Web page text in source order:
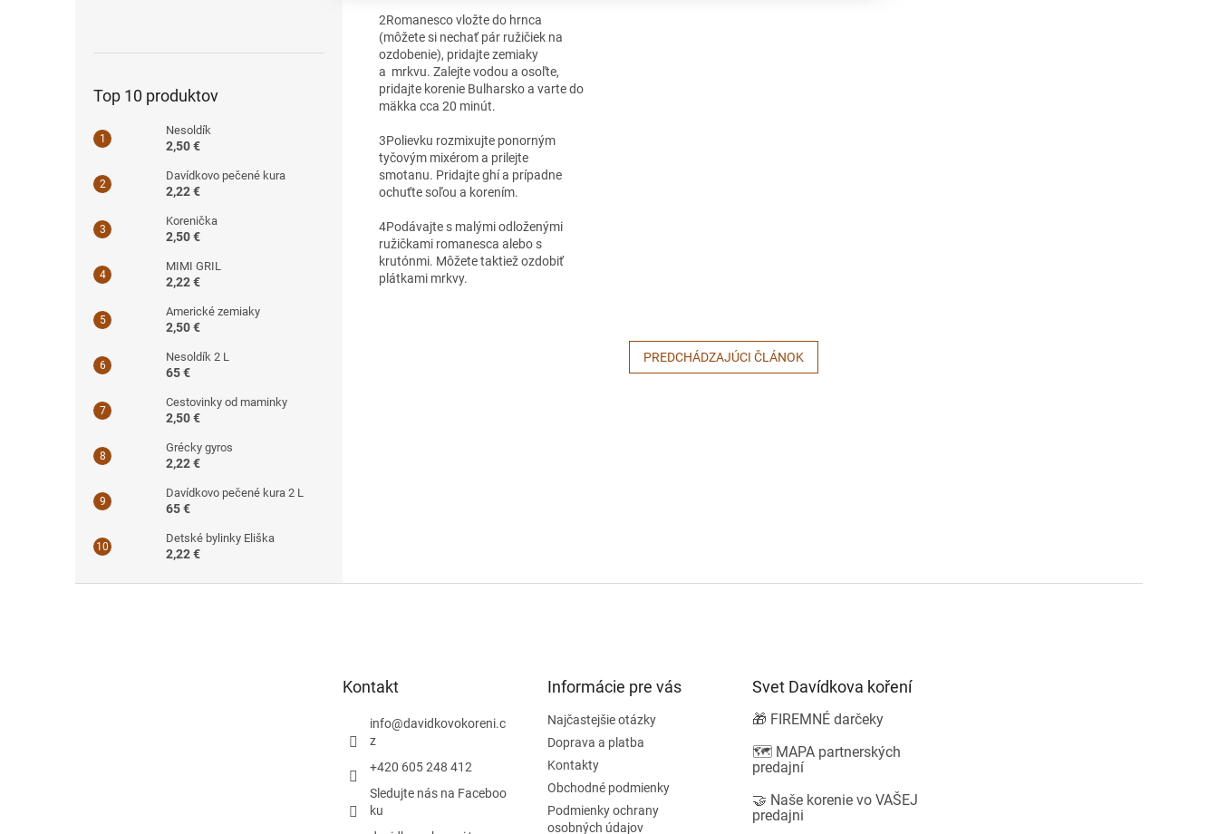
Top 10 produktov
Nesoldík
2,50 €
Davídkovo pečené kura
2,22 €
Korenička
2,50 €
MIMI GRIL
2,22 €
Americké zemiaky
2,50 €
Nesoldík 2 L
65 €
Cestovinky od maminky
2,50 €
Grécky gyros
2,22 €
Davídkovo pečené kura 2 L
65 €
Detské bylinky Eliška
2,22 €
2Romanesco vložte do hrnca
(môžete si nechať pár ružičiek na
ozdobenie), pridajte zemiaky
a mrkvu. Zalejte vodou a osoľte,
pridajte korenie Bulharsko a varte do
mäkka cca 20 minút.
3Polievku rozmixujte ponorným
tyčovým mixérom a prilejte
smotanu. Pridajte ghí a prípadne
ochuťte soľou a korením.
4Podávajte s malými odloženými
ružičkami romanesca alebo s
krutónmi. Môžete taktiež ozdobiť
plátkami mrkvy.
PREDCHÁDZAJÚCI ČLÁNOK
Kontakt
info@davidkovokoreni.c
z
+420 605 248 412
Sledujte nás na Faceboo
ku
Informácie pre vás
Najčastejšie otázky
Doprava a platba
Kontakty
Obchodné podmienky
Podmienky ochrany
osobných údajov
Svet Davídkova koření
🎁 FIREMNÉ darčeky
🗺️ MAPA partnerských
predajní
🤝 Naše korenie vo VAŠEJ
predajni